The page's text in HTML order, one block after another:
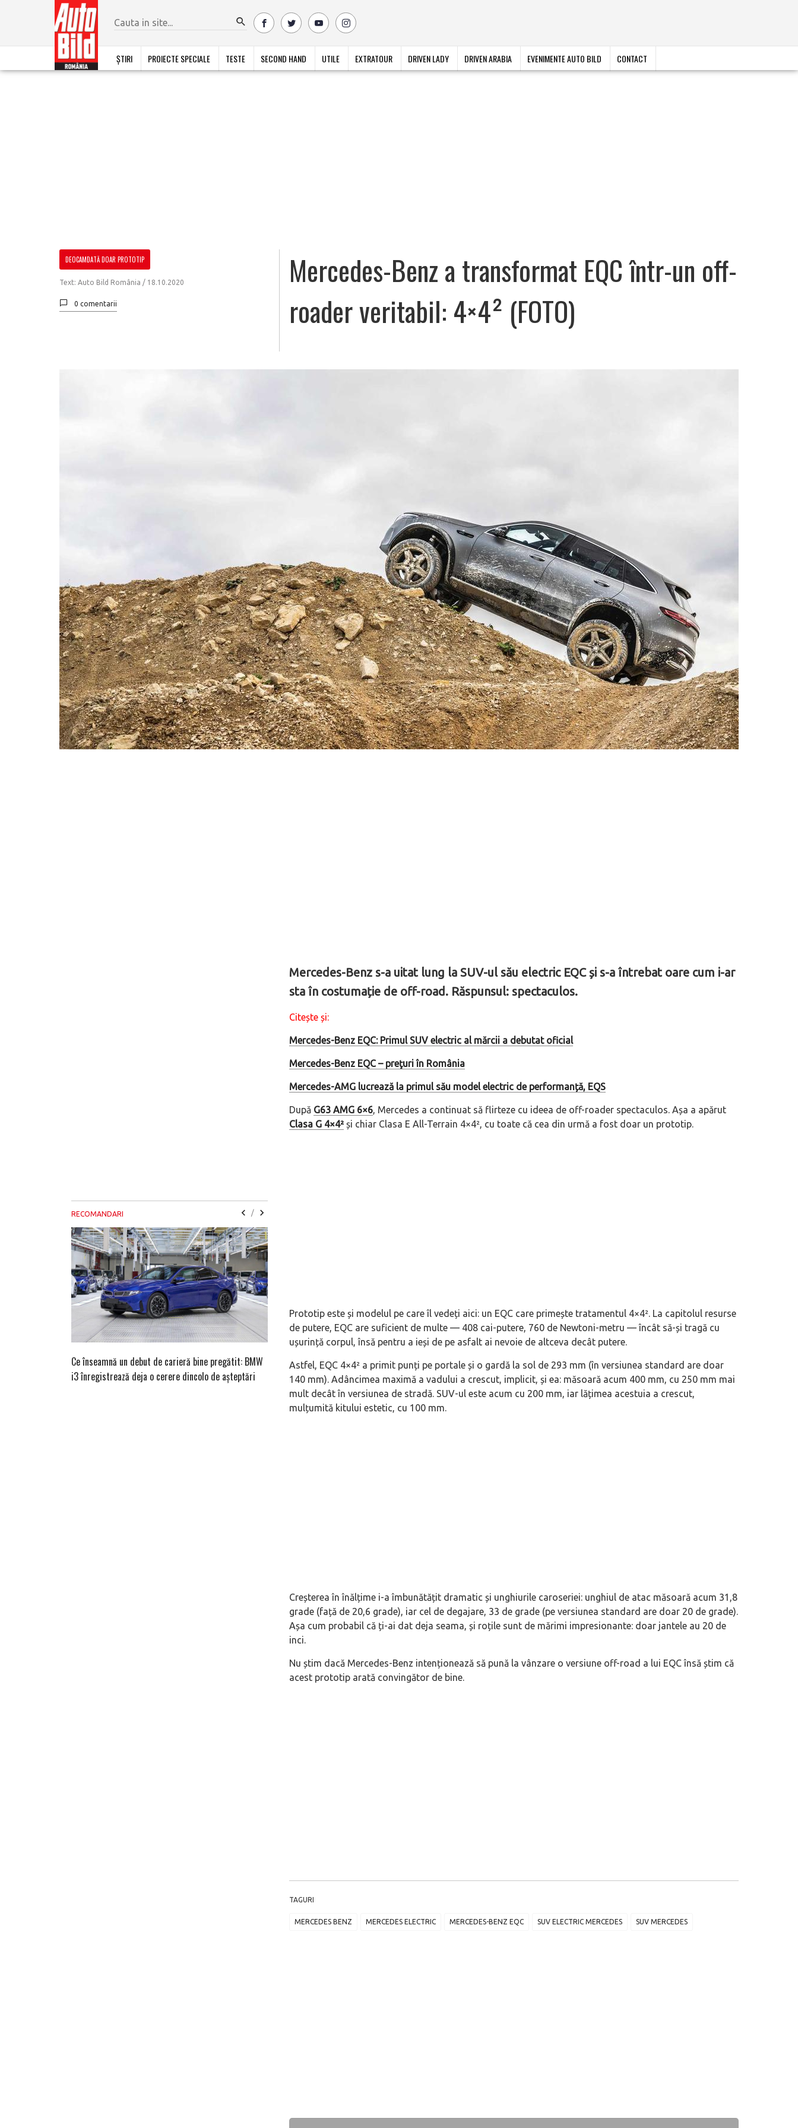
ȘTIRI PROIECTE SPECIALE TESTE SECOND HAND UTILE EXTRATOUR DRIVEN LADY DRIVEN ARABIA EVENIMENTE AUTO BILD CONTACT
DEOCAMDATĂ DOAR PROTOTIP
Text: Auto Bild România / 18.10.2020
0 comentarii
Mercedes-Benz a transformat EQC într-un off-
roader veritabil: 4×4² (FOTO)
Mercedes-Benz s-a uitat lung la SUV-ul său electric EQC și s-a întrebat oare cum i-ar
sta în costumație de off-road. Răspunsul: spectaculos.
Citește și:
Mercedes-Benz EQC: Primul SUV electric al mărcii a debutat oficial
Mercedes-Benz EQC – preţuri în România
Mercedes-AMG lucrează la primul său model electric de performanță, EQS
După G63 AMG 6×6, Mercedes a continuat să flirteze cu ideea de off-roader spectaculos. Așa a apărut
Clasa G 4×4²și chiar Clasa E All-Terrain 4×4², cu toate că cea din urmă a fost doar un prototip.
Prototip este și modelul pe care îl vedeți aici: un EQC care primește tratamentul 4×4². La capitolul resurse
de putere, EQC are suficient de multe — 408 cai-putere, 760 de Newtoni-metru — încât să-și tragă cu
ușurință corpul, însă pentru a ieși de pe asfalt ai nevoie de altceva decât putere.
Astfel, EQC 4×4² a primit punți pe portale și o gardă la sol de 293 mm (în versiunea standard are doar
140 mm). Adâncimea maximă a vadului a crescut, implicit, și ea: măsoară acum 400 mm, cu 250 mm mai
mult decât în versiunea de stradă. SUV-ul este acum cu 200 mm, iar lățimea acestuia a crescut,
mulțumită kitului estetic, cu 100 mm.
Creșterea în înălțime i-a îmbunătățit dramatic și unghiurile caroseriei: unghiul de atac măsoară acum 31,8
grade (față de 20,6 grade), iar cel de degajare, 33 de grade (pe versiunea standard are doar 20 de grade).
Așa cum probabil că ți-ai dat deja seama, și roțile sunt de mărimi impresionante: doar jantele au 20 de
inci.
Nu știm dacă Mercedes-Benz intenționează să pună la vânzare o versiune off-road a lui EQC însă știm că
acest prototip arată convingător de bine.
TAGURI
MERCEDES BENZ MERCEDES ELECTRIC MERCEDES-BENZ EQC SUV ELECTRIC MERCEDES SUV MERCEDES
RECOMANDARI /
Ce înseamnă un debut de carieră bine pregătit: BMW
i3 înregistrează deja o cerere dincolo de așteptări
Versiune MINI Countryman încă nelansată oficial, dată
pe mâna fetelor în competiția off-road Rebelle Rally
Pentru cine știe ceva avioane, numele Hennessey
Blackbird va suna ca un apropo. Unul pertinent, de
altfel!
Prima sportivă cu motor central a
de noua ediție limitată Lamborghini
60° Hommage